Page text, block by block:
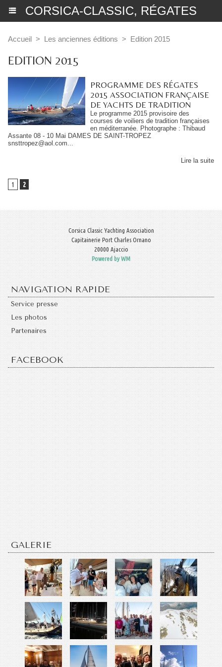
CORSICA-CLASSIC, RÉGATES
Accueil > Les anciennes éditions > Edition 2015
EDITION 2015
PROGRAMME DES RÉGATES
2015 ASSOCIATION FRANÇAISE
DE YACHTS DE TRADITION
Le programme 2015 provisoire des
courses de voiliers de tradition françaises
en méditerranée. Photographe : Thibaud
Assante 08 - 10 Mai DAMES DE SAINT-TROPEZ
snsttropez@aol.com...
Lire la suite
1 2
Corsica Classic Yachting Association
Capitainerie Port Charles Ornano
20000 Ajaccio
Powered by WM
NAVIGATION RAPIDE
Service presse
Les photos
Partenaires
FACEBOOK
GALERIE